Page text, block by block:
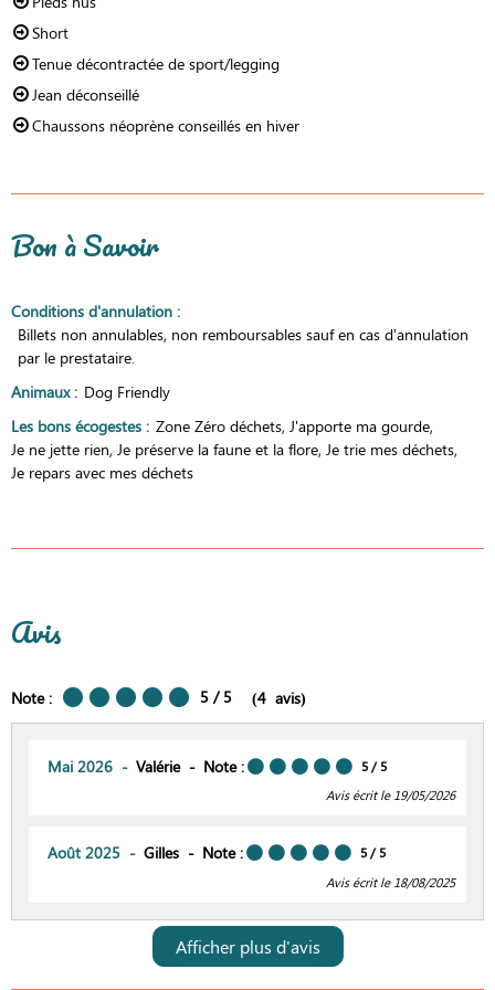
Short
Tenue décontractée de sport/legging
Jean déconseillé
Chaussons néoprène conseillés en hiver
Bon à Savoir
Conditions d'annulation :
Billets non annulables, non remboursables sauf en cas d'annulation
par le prestataire.
Animaux: Dog Friendly
Les bons écogestes : Zone Zéro déchets J'apporte ma gourde
Je ne jette rien Je préserve la faune et la flore Je trie mes déchets
Je repars avec mes déchets
Avis
Note : 5 / 5 (4 avis)
Mai 2026 Valérie Note : 5 / 5
Avis écrit le 19/05/2026
Août 2025 Gilles Note : 5 / 5
Avis écrit le 18/08/2025
Afficher plus d'avis